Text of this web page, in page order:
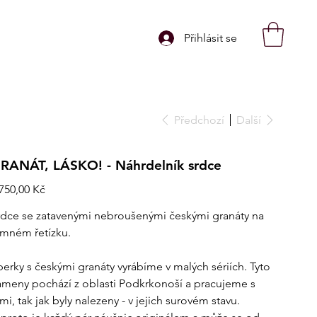
Přihlásit se
Předchozí Další
LÁSKO! - Náhrdelník srdce
Kč
se zatavenými nebroušenými českými granáty na
řetízku.
s českými granáty vyrábíme v malých sériích. Tyto
pochází z oblasti Podkrkonoší a pracujeme s
tak jak byly nalezeny - v jejich surovém stavu.